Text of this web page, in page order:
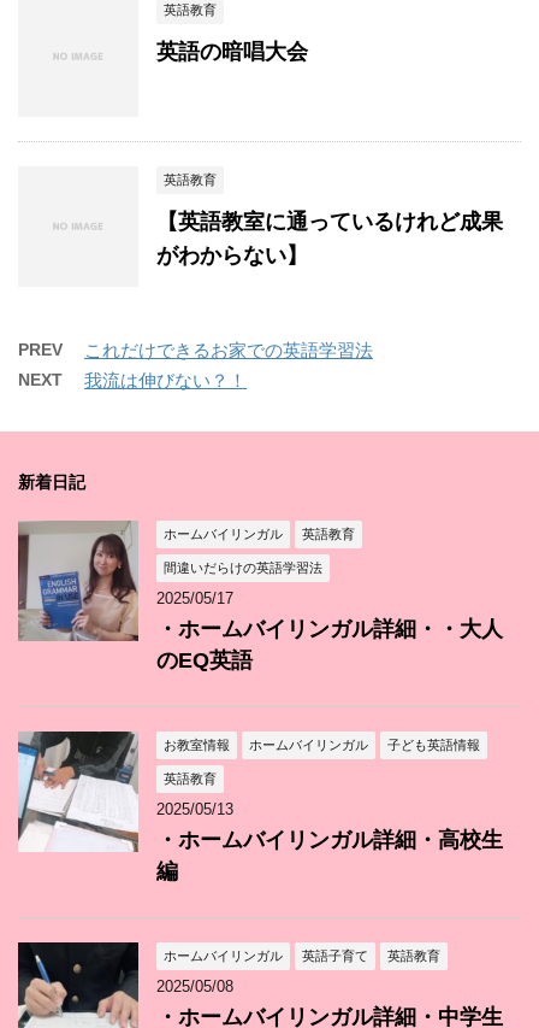
英語教育
英語の暗唱大会
英語教育
【英語教室に通っているけれど成果
がわからない】
PREV これだけできるお家での英語学習法
NEXT 我流は伸びない？！
新着日記
ホームバイリンガル 英語教育
間違いだらけの英語学習法
2025/05/17
・ホームバイリンガル詳細・・大人
のEQ英語
お教室情報 ホームバイリンガル 子ども英語情報
英語教育
2025/05/13
・ホームバイリンガル詳細・高校生
編
ホームバイリンガル 英語子育て 英語教育
2025/05/08
・ホームバイリンガル詳細・中学生